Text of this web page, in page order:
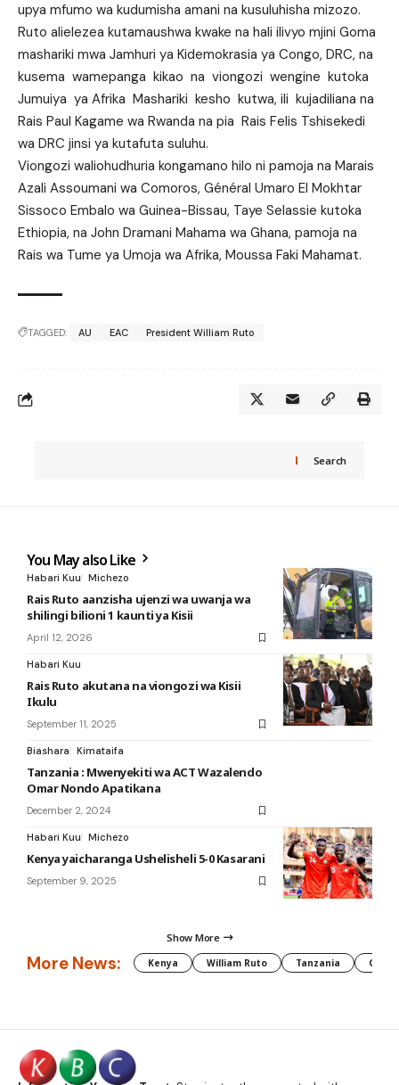
upya mfumo wa kudumisha amani na kusuluhisha mizozo.
Ruto alielezea kutamaushwa kwake na hali ilivyo mjini Goma
mashariki mwa Jamhuri ya Kidemokrasia ya Congo, DRC, na
kusema wamepanga kikao na viongozi wengine kutoka
Jumuiya ya Afrika Mashariki kesho kutwa, ili kujadiliana na
Rais Paul Kagame wa Rwanda na pia Rais Felis Tshisekedi
wa DRC jinsi ya kutafuta suluhu.
Viongozi waliohudhuria kongamano hilo ni pamoja na Marais
Azali Assoumani wa Comoros, Général Umaro El Mokhtar
Sissoco Embalo wa Guinea-Bissau, Taye Selassie kutoka
Ethiopia, na John Dramani Mahama wa Ghana, pamoja na
Rais wa Tume ya Umoja wa Afrika, Moussa Faki Mahamat.
TAGGED: AU EAC President William Ruto
Search
You May also Like
Habari Kuu Michezo
Rais Ruto aanzisha ujenzi wa uwanja wa
shilingi bilioni 1 kaunti ya Kisii
April 12, 2026
Habari Kuu
Rais Ruto akutana na viongozi wa Kisii
Ikulu
September 11, 2025
Biashara Kimataifa
Tanzania : Mwenyekiti wa ACT Wazalendo
Omar Nondo Apatikana
December 2, 2024
Habari Kuu Michezo
Kenya yaicharanga Ushelisheli 5-0 Kasarani
September 9, 2025
Show More
More News: Kenya William Ruto Tanzania CAF